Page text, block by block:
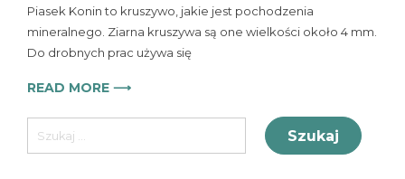
Piasek Konin to kruszywo, jakie jest pochodzenia
mineralnego. Ziarna kruszywa są one wielkości około 4 mm.
Do drobnych prac używa się
READ MORE ⟶
Szukaj: